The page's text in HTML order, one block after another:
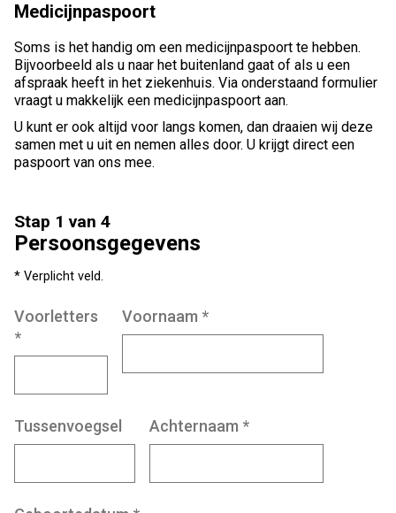
Medicijnpaspoort
Soms is het handig om een medicijnpaspoort te hebben.
Bijvoorbeeld als u naar het buitenland gaat of als u een
afspraak heeft in het ziekenhuis. Via onderstaand formulier
vraagt u makkelijk een medicijnpaspoort aan.
U kunt er ook altijd voor langs komen, dan draaien wij deze
samen met u uit en nemen alles door. U krijgt direct een
paspoort van ons mee.
Stap 1 van 4
Persoonsgegevens
* Verplicht veld.
Voorletters
*
Voornaam *
Tussenvoegsel Achternaam *